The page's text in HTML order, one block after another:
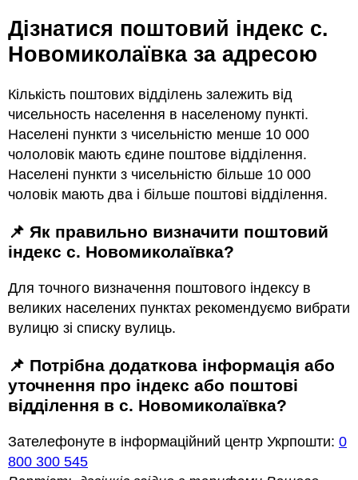
Дізнатися поштовий індекс с.
Новомиколаївка за адресою
Кількість поштових відділень залежить від
чисельность населення в населеному пункті.
Населені пункти з чисельністю менше 10 000
чололовік мають єдине поштове відділення.
Населені пункти з чисельністю більше 10 000
чоловік мають два і більше поштові відділення.
📌 Як правильно визначити поштовий
індекс с. Новомиколаївка?
Для точного визначення поштового індексу в
великих населених пунктах рекомендуємо вибрати
вулицю зі списку вулиць.
📌 Потрібна додаткова інформація або
уточнення про індекс або поштові
відділення в с. Новомиколаївка?
Зателефонуте в інформаційний центр Укрпошти: 0
800 300 545